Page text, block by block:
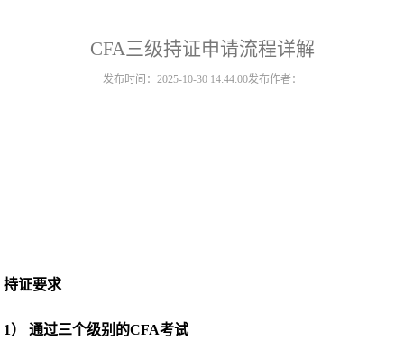
CFA三级持证申请流程详解
发布时间：2025-10-30 14:44:00发布作者：
持证要求
1） 通过三个级别的CFA考试